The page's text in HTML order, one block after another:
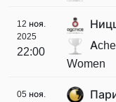
12 ноя.
2025
22:00
Women
05 ноя.